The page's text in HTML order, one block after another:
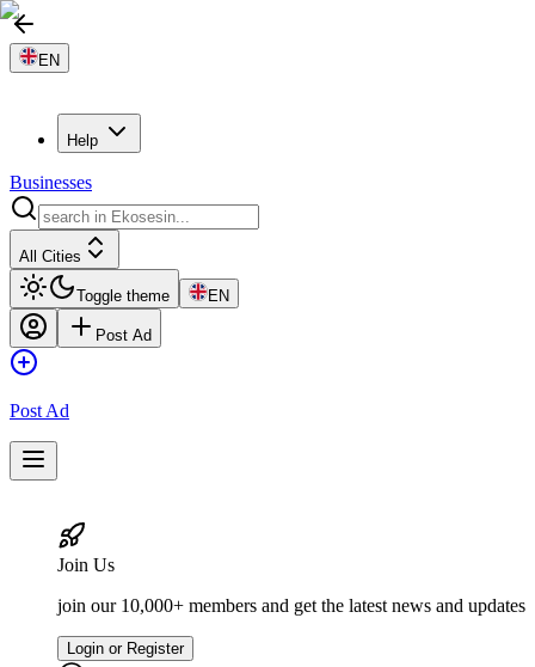
EN
Help
Businesses
All Cities
Toggle theme EN
Post Ad
Post Ad
Join Us
join our 10,000+ members and get the latest news and updates
Login or Register